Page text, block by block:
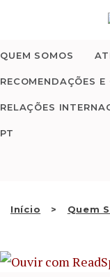
conteúdo
QUEM SOMOS
RECOMENDAÇÕES
RELAÇÕES
PT
Início Quem
QUEM
OUTRAS